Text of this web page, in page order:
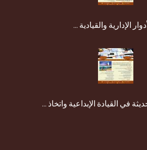
الإدارية والقيادية ...
في القيادة الإبداعية واتخاذ ...